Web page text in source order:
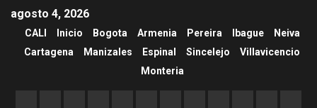
agosto 4, 2026
CALI Inicio Bogota Armenia Pereira Ibague
Neiva
Cartagena
Manizales Espinal Sincelejo
Villavicencio
Monteria